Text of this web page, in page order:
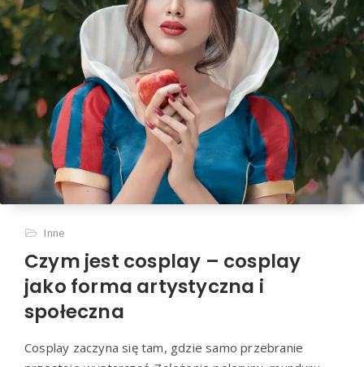
Inne
Czym jest cosplay – cosplay
jako forma artystyczna i
społeczna
Cosplay zaczyna się tam, gdzie samo przebranie